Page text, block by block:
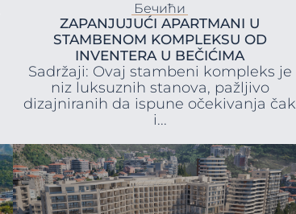
Бечићи
ZAPANJUJUĆI APARTMANI U
STAMBENOM KOMPLEKSU OD
INVENTERA U BEČIĆIMA
Sadržaji: Ovaj stambeni kompleks je
niz luksuznih stanova, pažljivo
dizajniranih da ispune očekivanja čak
i...